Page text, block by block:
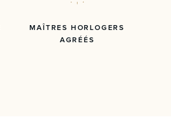
MAÎTRES HORLOGERS
AGRÉÉS